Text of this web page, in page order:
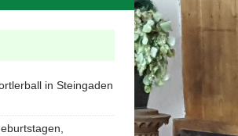
in Steingaden